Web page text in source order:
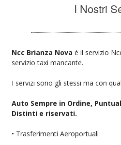
I Nostri
Ncc Brianza Nova è il servizio
servizio taxi mancante.
I servizi sono gli stessi ma con
Auto Sempre in Ordine,
Distinti e riservati.
• Trasferimenti Aeroportuali